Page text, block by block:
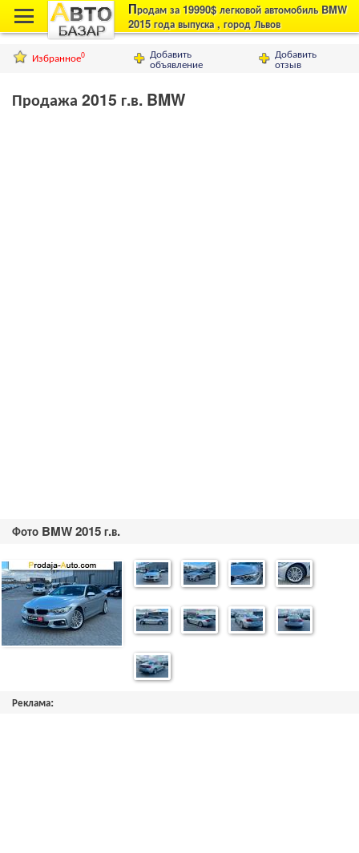
Продам за 19990$ легковой автомобиль BMW
2015 года выпуска , город Львов
Добавить
отзыв
Добавить
объявление
Избранное0
Продажа 2015 г.в. BMW
Фото BMW 2015 г.в.
Реклама: